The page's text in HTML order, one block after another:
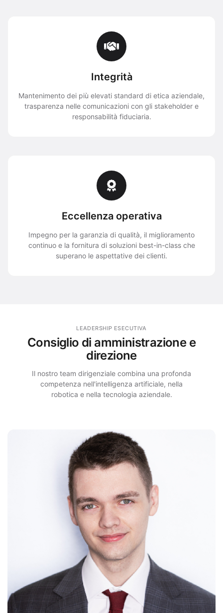
Integrità
Mantenimento dei più elevati standard di etica aziendale,
trasparenza nelle comunicazioni con gli stakeholder e
responsabilità fiduciaria.
Eccellenza operativa
Impegno per la garanzia di qualità, il miglioramento
continuo e la fornitura di soluzioni best-in-class che
superano le aspettative dei clienti.
LEADERSHIP ESECUTIVA
Consiglio di amministrazione e
direzione
Il nostro team dirigenziale combina una profonda
competenza nell'intelligenza artificiale, nella
robotica e nella tecnologia aziendale.